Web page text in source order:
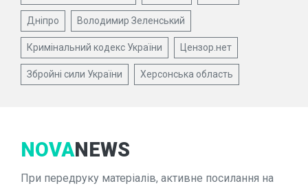
Дніпро Володимир Зеленський
Кримінальний кодекс України Цензор.нет
Збройні сили України Херсонська область
NOVANEWS
При передруку матеріалів, активне посилання на